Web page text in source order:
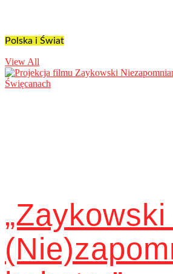
Polska i Świat
View All